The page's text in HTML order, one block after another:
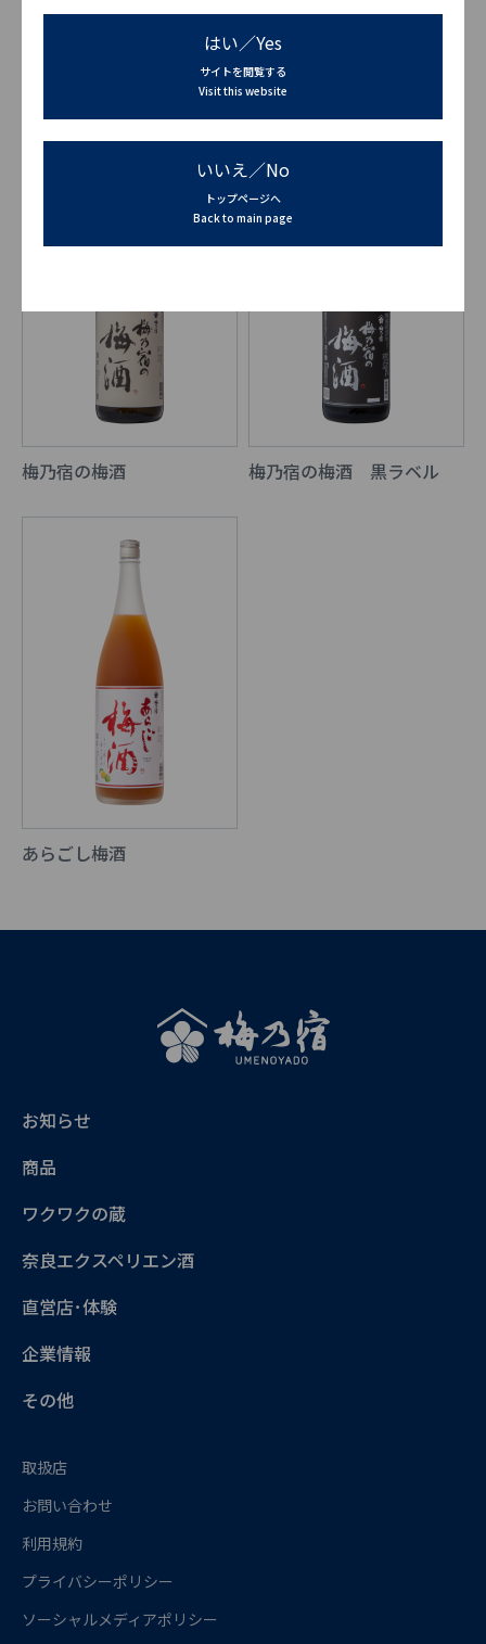
果本酒 茘枝
梅乃宿の梅酒 梅乃宿の梅酒 黒ラベル
あらごし梅酒
はい／Yes
サイトを閲覧する
Visit this website
いいえ／No
トップページへ
Back to main page
お知らせ
商品
ワクワクの蔵
奈良エクスペリエン酒
直営店･体験
企業情報
その他
取扱店
お問い合わせ
利用規約
プライバシーポリシー
ソーシャルメディアポリシー